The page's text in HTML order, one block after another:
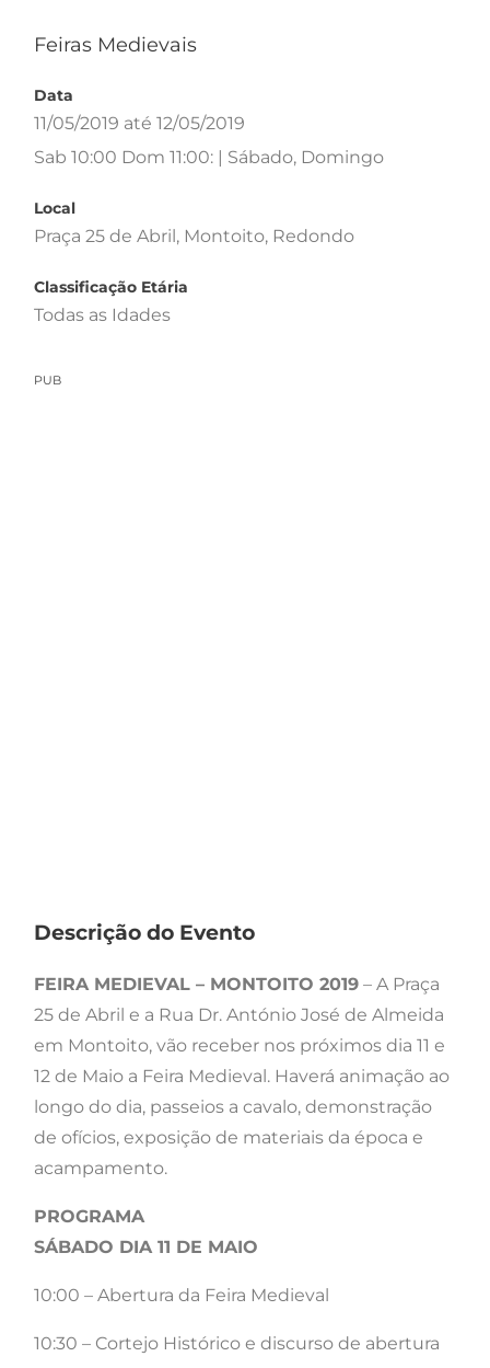
Feiras Medievais
Data
11/05/2019 até 12/05/2019
Sab 10:00 Dom 11:00: | Sábado, Domingo
Local
Praça 25 de Abril, Montoito, Redondo
Classificação Etária
Todas as Idades
PUB
Descrição do Evento
FEIRA MEDIEVAL – MONTOITO 2019 – A Praça
25 de Abril e a Rua Dr. António José de Almeida
em Montoito, vão receber nos próximos dia 11 e
12 de Maio a Feira Medieval. Haverá animação ao
longo do dia, passeios a cavalo, demonstração
de ofícios, exposição de materiais da época e
acampamento.
PROGRAMA
SÁBADO DIA 11 DE MAIO
10:00 – Abertura da Feira Medieval
10:30 – Cortejo Histórico e discurso de abertura